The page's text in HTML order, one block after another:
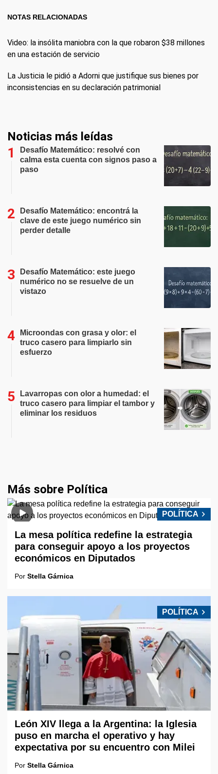
NOTAS RELACIONADAS
Video: la insólita maniobra con la que robaron $38 millones
en una estación de servicio
La Justicia le pidió a Adorni que justifique sus bienes por
inconsistencias en su declaración patrimonial
Noticias más leídas
Desafío Matemático: resolvé con
calma esta cuenta con signos paso a
paso
Desafío Matemático: encontrá la
clave de este juego numérico sin
perder detalle
Desafío Matemático: este juego
numérico no se resuelve de un
vistazo
Microondas con grasa y olor: el
truco casero para limpiarlo sin
esfuerzo
Lavarropas con olor a humedad: el
truco casero para limpiar el tambor y
eliminar los residuos
Más sobre Política
POLÍTICA
La mesa política redefine la estrategia
para conseguir apoyo a los proyectos
económicos en Diputados
Por Stella Gárnica
POLÍTICA
León XIV llega a la Argentina: la Iglesia
puso en marcha el operativo y hay
expectativa por su encuentro con Milei
Por Stella Gárnica